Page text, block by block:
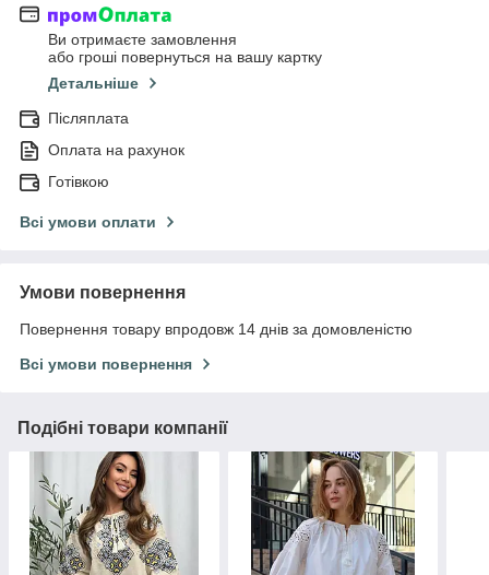
Ви отримаєте замовлення
або гроші повернуться на вашу картку
Детальніше
Післяплата
Оплата на рахунок
Готівкою
Всі умови оплати
Умови повернення
Повернення товару впродовж 14 днів за домовленістю
Всі умови повернення
Подібні товари компанії